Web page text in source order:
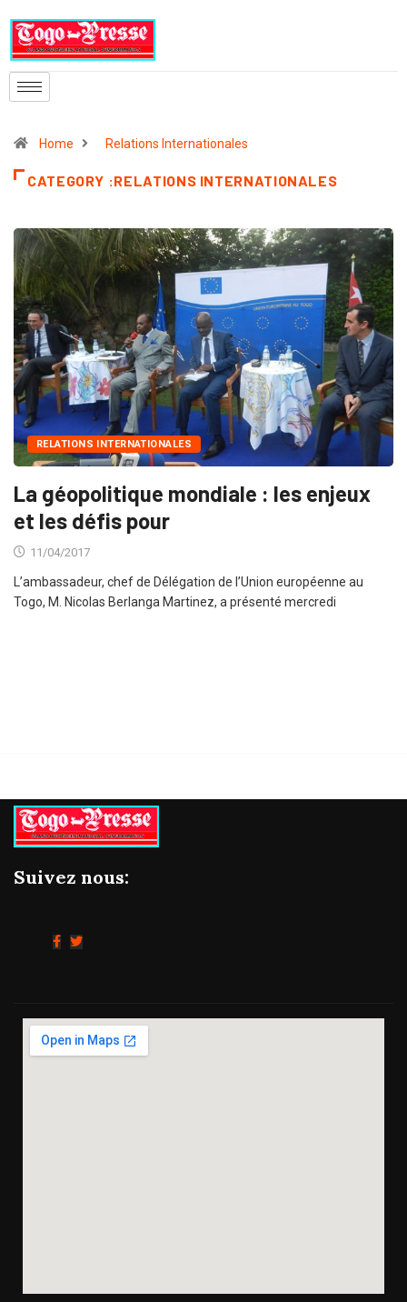
Home Relations Internationales
CATEGORY :RELATIONS INTERNATIONALES
RELATIONS INTERNATIONALES
La géopolitique mondiale : les enjeux
et les défis pour
11/04/2017
L’ambassadeur, chef de Délégation de l’Union européenne au
Togo, M. Nicolas Berlanga Martinez, a présenté mercredi
Suivez nous: